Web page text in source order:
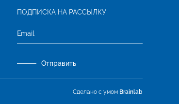
ПОДПИСКА НА РАССЫЛКУ
Отправить
Сделано с умом Brainlab